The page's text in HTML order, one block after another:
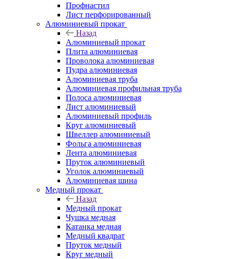
Профнастил
Лист перфорированный
Алюминиевый прокат
Назад
Алюминиевый прокат
Плита алюминиевая
Проволока алюминиевая
Пудра алюминиевая
Алюминиевая труба
Алюминиевая профильная труба
Полоса алюминиевая
Лист алюминиевый
Алюминиевый профиль
Круг алюминиевый
Швеллер алюминиевый
Фольга алюминиевая
Лента алюминиевая
Пруток алюминиевый
Уголок алюминиевый
Алюминиевая шина
Медный прокат
Назад
Медный прокат
Чушка медная
Катанка медная
Медный квадрат
Пруток медный
Круг медный